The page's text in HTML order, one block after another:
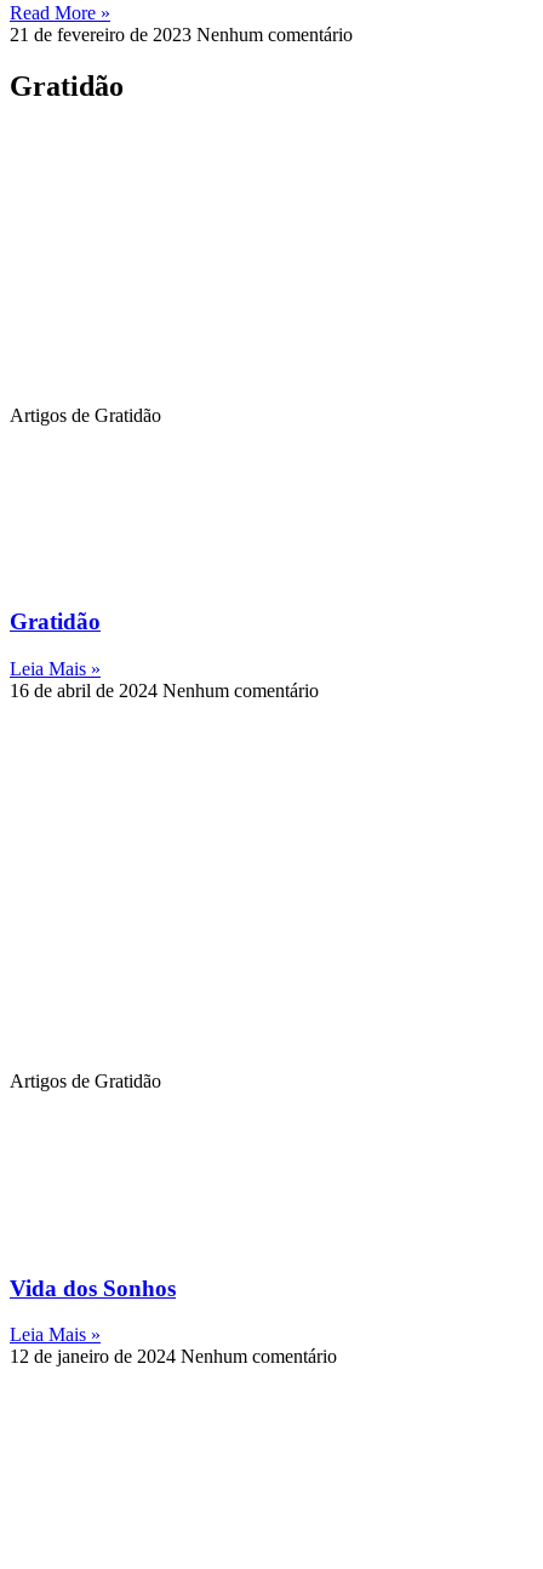
Read More »
21 de fevereiro de 2023 Nenhum comentário
Gratidão
Artigos de Gratidão
Gratidão
Leia Mais »
16 de abril de 2024 Nenhum comentário
Artigos de Gratidão
Vida dos Sonhos
Leia Mais »
12 de janeiro de 2024 Nenhum comentário